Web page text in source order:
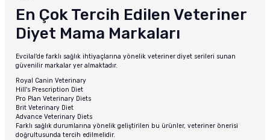
En Çok Tercih Edilen Veteriner
Diyet Mama Markaları
Evcilal'de farklı sağlık ihtiyaçlarına yönelik veteriner diyet serileri sunan
güvenilir markalar yer almaktadır.
Royal Canin Veterinary
Hill's Prescription Diet
Pro Plan Veterinary Diets
Brit Veterinary Diet
Advance Veterinary Diets
Farklı sağlık durumlarına yönelik geliştirilen bu ürünler, veteriner önerisi
doğrultusunda tercih edilmelidir.